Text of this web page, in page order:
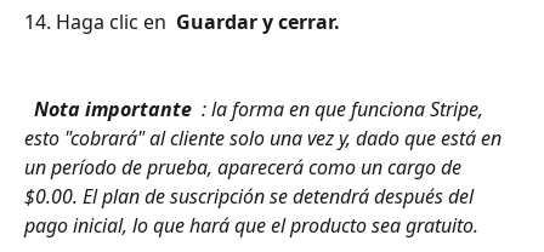
14. Haga clic en Guardar y cerrar.
Nota importante : la forma en que funciona Stripe,
esto "cobrará" al cliente solo una vez y, dado que está en
un período de prueba, aparecerá como un cargo de
$0.00. El plan de suscripción se detendrá después del
pago inicial, lo que hará que el producto sea gratuito.